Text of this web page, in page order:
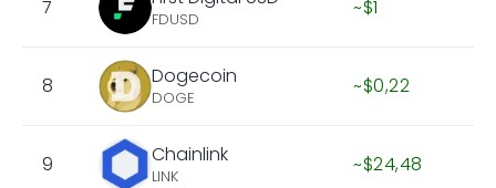
7 FDUSD ~$1
8 Dogecoin
DOGE ~$0,22
9 Chainlink
LINK ~$24,48